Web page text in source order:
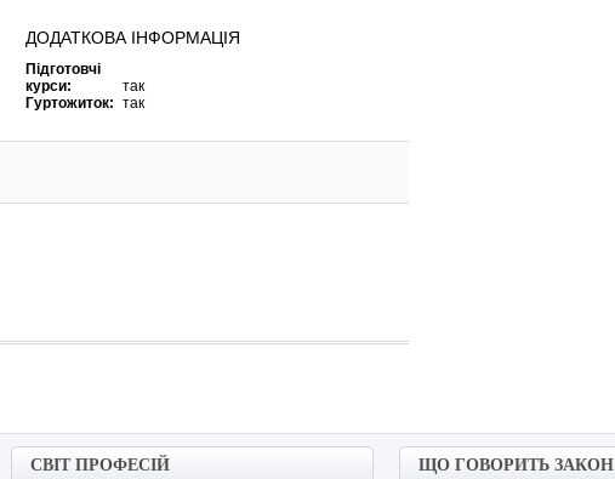
ДОДАТКОВА ІНФОРМАЦІЯ
Підготовчі
курси:
так
Гуртожиток: так
СВІТ ПРОФЕСІЙ ЩО ГОВОРИТЬ ЗАКОН